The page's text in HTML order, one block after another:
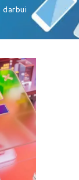
darbui